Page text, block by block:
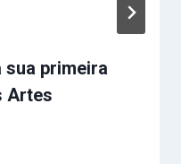
sua primeira
Artes